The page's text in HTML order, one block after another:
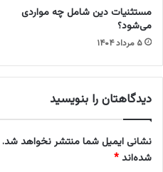
ر
ت‌
ا
ل
م
ث
)
ح
ق
س
خ
ن
ا
ح
)
مستثنیات دین شامل چه مواردی
می‌شود؟
۵ مرداد ۱۴۰۴
دیدگاهتان را بنویسید
نشانی ایمیل شما منتشر نخواهد شد.
شده‌اند *